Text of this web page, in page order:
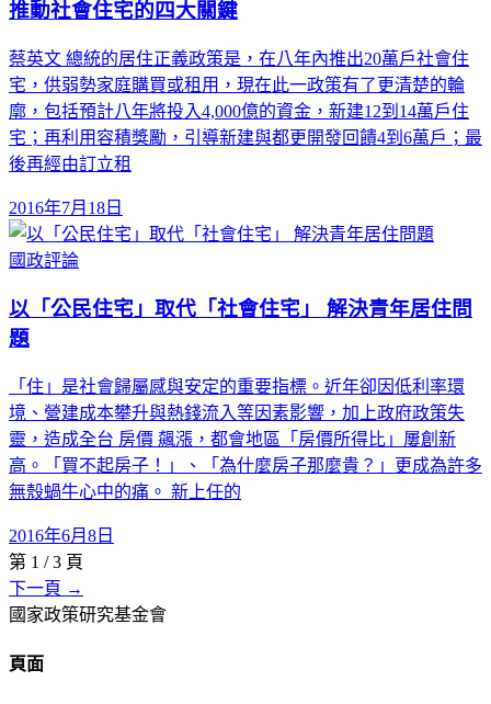
推動社會住宅的四大關鍵
蔡英文 總統的居住正義政策是，在八年內推出20萬戶社會住
宅，供弱勢家庭購買或租用，現在此一政策有了更清楚的輪
廓，包括預計八年將投入4,000億的資金，新建12到14萬戶住
宅；再利用容積獎勵，引導新建與都更開發回饋4到6萬戶；最
後再經由訂立租
2016年7月18日
國政評論
以「公民住宅」取代「社會住宅」 解決青年居住問
題
「住」是社會歸屬感與安定的重要指標。近年卻因低利率環
境、營建成本攀升與熱錢流入等因素影響，加上政府政策失
靈，造成全台 房價 飆漲，都會地區「房價所得比」屢創新
高。「買不起房子！」、「為什麼房子那麼貴？」更成為許多
無殼蝸牛心中的痛。 新上任的
2016年6月8日
第 1 /3 頁
下一頁 →
國家政策研究基金會
頁面